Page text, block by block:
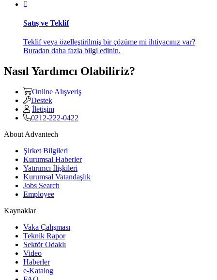
Satış ve Teklif
Teklif veya özelleştirilmiş bir çözüme mi ihtiyacınız var?
Buradan daha fazla bilgi edinin.
Nasıl Yardımcı Olabiliriz?
Online Alışveriş
Destek
İletişim
0212-222-0422
About Advantech
Şirket Bilgileri
Kurumsal Haberler
Yatırımcı İlişkileri
Kurumsal Vatandaşlık
Jobs Search
Employee
Kaynaklar
Vaka Çalışması
Teknik Rapor
Sektör Odaklı
Video
Haberler
e-Katalog